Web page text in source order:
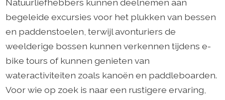
Natuurliefhebbers kunnen deelnemen aan
begeleide excursies voor het plukken van bessen
en paddenstoelen, terwijl avonturiers de
weelderige bossen kunnen verkennen tijdens e-
bike tours of kunnen genieten van
wateractiviteiten zoals kanoën en paddleboarden.
Voor wie op zoek is naar een rustigere ervaring,